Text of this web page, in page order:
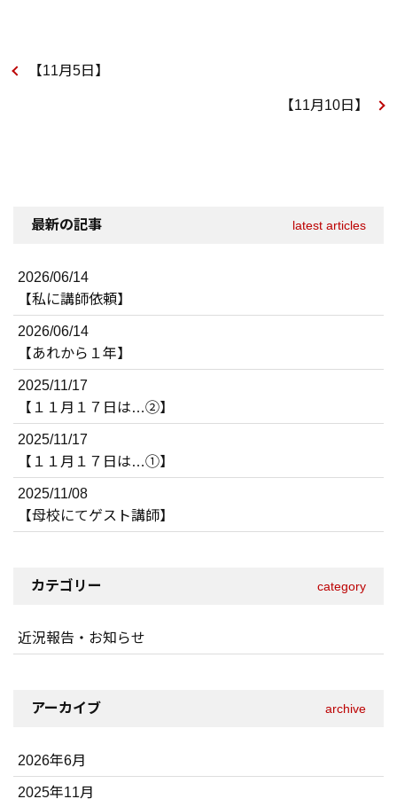
【11月5日】
【11月10日】
最新の記事 latest articles
2026/06/14
【私に講師依頼】
2026/06/14
【あれから１年】
2025/11/17
【１１月１７日は…②】
2025/11/17
【１１月１７日は…①】
2025/11/08
【母校にてゲスト講師】
カテゴリー category
近況報告・お知らせ
アーカイブ archive
2026年6月
2025年11月